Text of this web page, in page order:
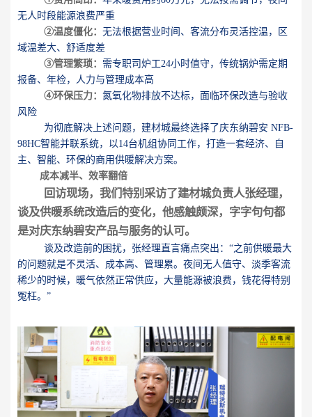
无人时段能源浪费严重
②温度僵化：无法根据营业时间、客流分布灵活控温，区
域温差大、舒适度差
③管理繁琐： 需专职司炉工24小时值守，传统锅炉需定期
报备、年检，人力与管理成本高
④环保压力：氮氧化物排放不达标，面临环保改造与验收
风险
为彻底解决上述问题，建材城最终选择了庆东纳碧安 NFB-
98HC智能并联系统，以14台机组协同工作，打造一套经济、自
主、智能、环保的商用供暖解决方案。
成本减半、效率翻倍
回访现场，我们特别采访了建材城负责人张经理，
谈及供暖系统改造后的变化，他感触颇深，字字句句都
是对庆东纳碧安产品与服务的认可。
谈及改造前的困扰，张经理直言痛点突出：“之前供暖最大
的问题就是不灵活、成本高、管理累。夜间无人值守、淡季客流
稀少的时候，暖气依然正常供应，大量能源被浪费，钱花得特别
冤枉。”